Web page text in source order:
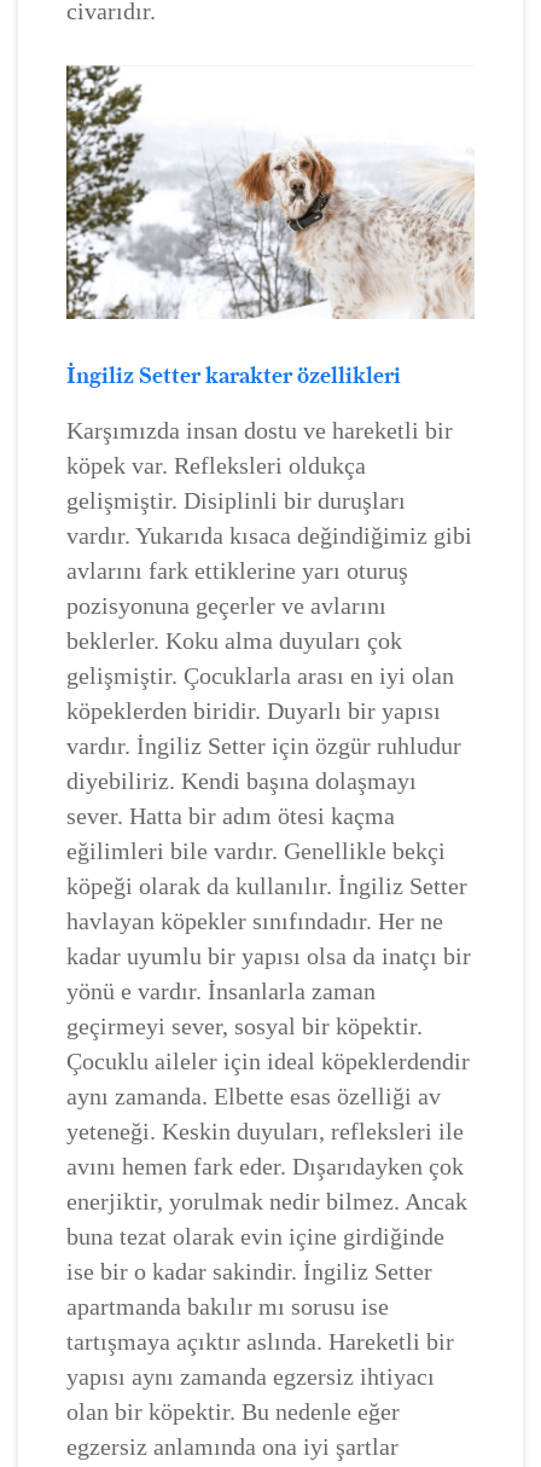
civarıdır.
İngiliz Setter karakter özellikleri
Karşımızda insan dostu ve hareketli bir
köpek var. Refleksleri oldukça
gelişmiştir. Disiplinli bir duruşları
vardır. Yukarıda kısaca değindiğimiz gibi
avlarını fark ettiklerine yarı oturuş
pozisyonuna geçerler ve avlarını
beklerler. Koku alma duyuları çok
gelişmiştir. Çocuklarla arası en iyi olan
köpeklerden biridir. Duyarlı bir yapısı
vardır. İngiliz Setter için özgür ruhludur
diyebiliriz. Kendi başına dolaşmayı
sever. Hatta bir adım ötesi kaçma
eğilimleri bile vardır. Genellikle bekçi
köpeği olarak da kullanılır. İngiliz Setter
havlayan köpekler sınıfındadır. Her ne
kadar uyumlu bir yapısı olsa da inatçı bir
yönü e vardır. İnsanlarla zaman
geçirmeyi sever, sosyal bir köpektir.
Çocuklu aileler için ideal köpeklerdendir
aynı zamanda. Elbette esas özelliği av
yeteneği. Keskin duyuları, refleksleri ile
avını hemen fark eder. Dışarıdayken çok
enerjiktir, yorulmak nedir bilmez. Ancak
buna tezat olarak evin içine girdiğinde
ise bir o kadar sakindir. İngiliz Setter
apartmanda bakılır mı sorusu ise
tartışmaya açıktır aslında. Hareketli bir
yapısı aynı zamanda egzersiz ihtiyacı
olan bir köpektir. Bu nedenle eğer
egzersiz anlamında ona iyi şartlar